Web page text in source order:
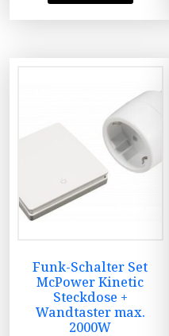
Funk-Schalter Set
McPower Kinetic
Steckdose +
Wandtaster max.
2000W